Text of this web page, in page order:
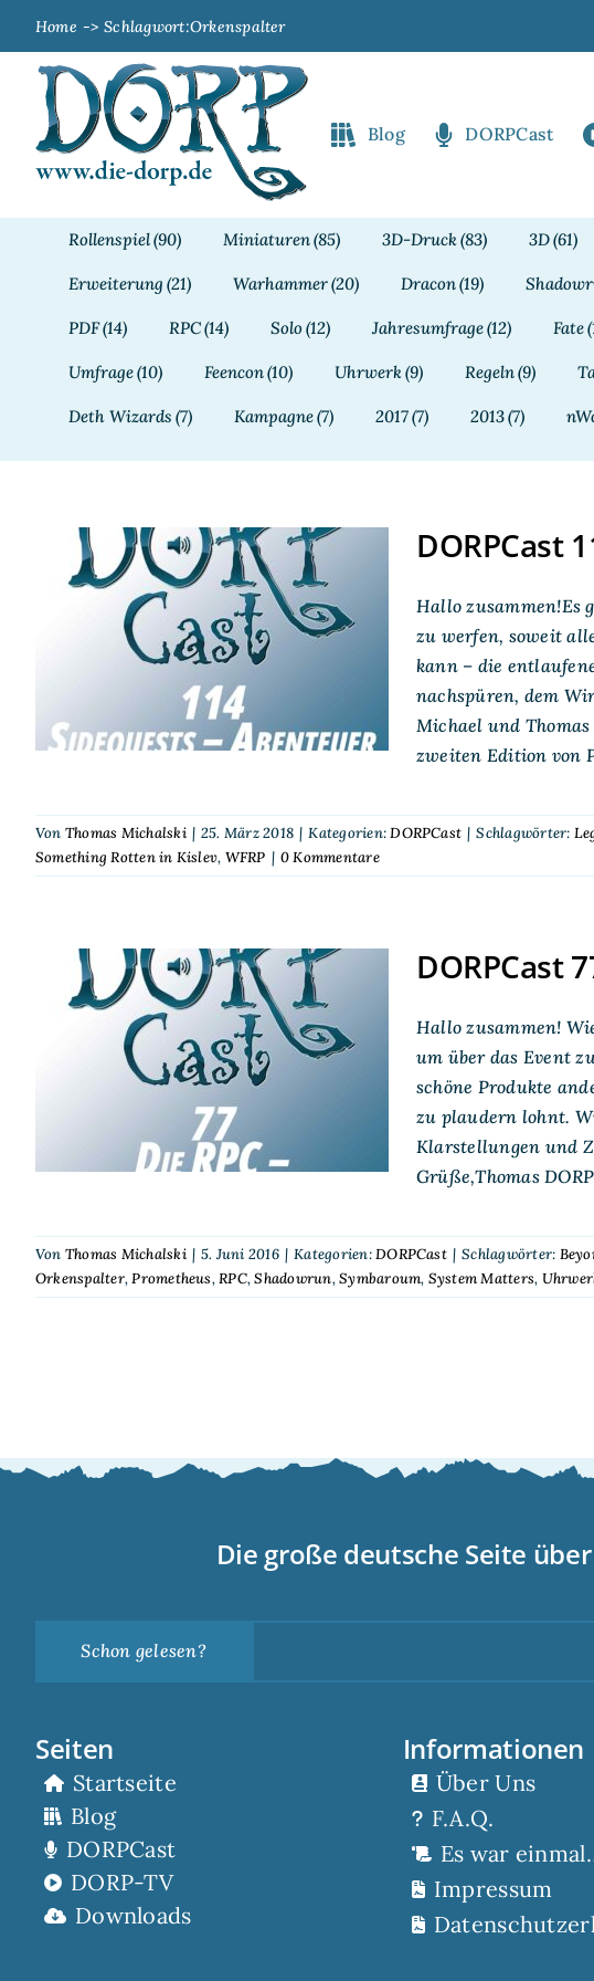
springen
Home Schlagwort:Orkenspalter
Blog DORPCast
Rollenspiel(90) Miniaturen(85) 3D-Druck(83) 3D(61)
Erweiterung (21) Warhammer(20) Dracon(19)
PDF(14) RPC(14) Solo(12) Jahresumfrage(12) Fate
Umfrage(10) Feencon(10) Uhrwerk(9) Regeln(9)
Deth Wizards (7) Kampagne(7) 2017(7) 2013(7)
DORPCast 114:
Sidequests – Abenteuer
abseits des Pfades
DORPCast
Hallo zusammen!Es
zu werfen, soweit
kann – die
nachspüren, dem
Michael und
zweiten Edition von
Von Thomas Michalski | 25. März 2018 | Kategorien:DORPCast | Schlagwörter:
Something Rotten in Kislev, WFRP | 0 Kommentare
DORPCast 77: Die RPC –
Jedes Jahr ein Fest
DORPCast
Hallo zusammen!
um über das Event
schöne Produkte
zu plaudern lohnt.
Klarstellungen und
Grüße,Thomas
Von Thomas Michalski | 5. Juni 2016 | Kategorien:DORPCast | Schlagwörter:
Orkenspalter,Prometheus,RPC,Shadowrun,Symbaroum, System Matters,
Die große deutsche Seite
Schon gelesen?
Seiten
Startseite
Blog
DORPCast
DORP-TV
Downloads
Informationen
Über Uns
F.A.Q.
Es war
Impressum